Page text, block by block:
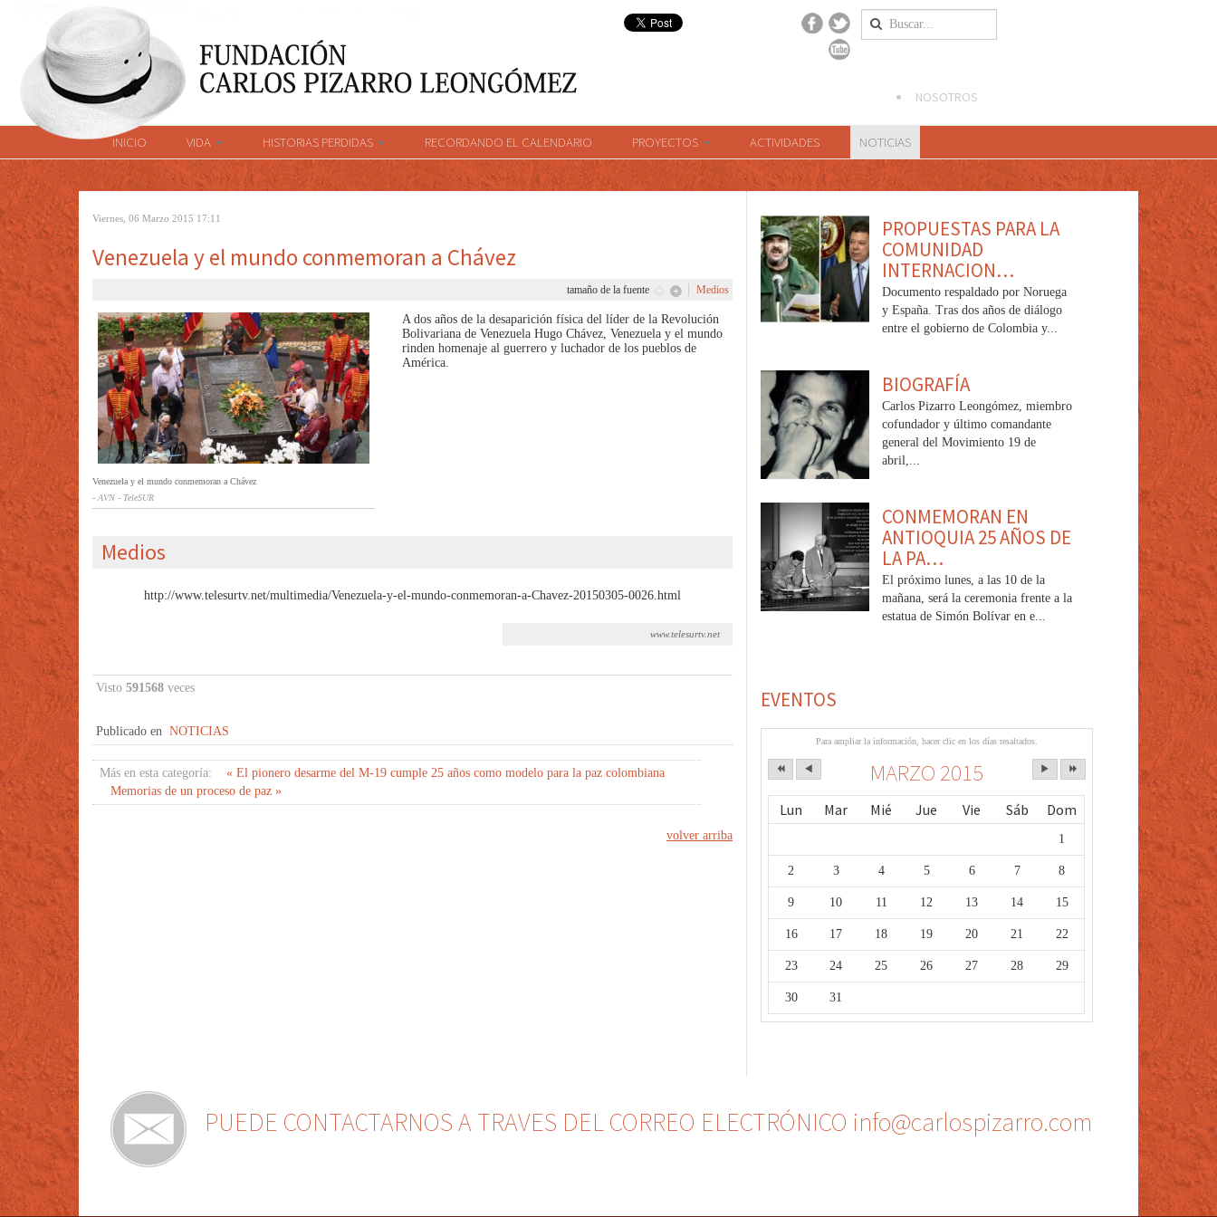
NOSOTROS
INICIO VIDA HISTORIAS PERDIDAS RECORDANDO EL CALENDARIO PROYECTOS ACTIVIDADES NOTICIAS
Viernes, 06 Marzo 2015 17:11
Venezuela y el mundo conmemoran a Chávez
tamaño de la fuente Medios
Venezuela y el mundo conmemoran a Chávez
- AVN - TeleSUR
A dos años de la desaparición física del líder de la Revolución
Bolivariana de Venezuela Hugo Chávez, Venezuela y el mundo
rinden homenaje al guerrero y luchador de los pueblos de
América.
Medios
http://www.telesurtv.net/multimedia/Venezuela-y-el-mundo-conmemoran-a-Chavez-20150305-0026.html
www.telesurtv.net
Visto 591568 veces
Publicado en NOTICIAS
Más en esta categoría:
« El pionero desarme del M-19 cumple 25 años como modelo para la paz colombiana
Memorias de un proceso de paz »
volver arriba
PROPUESTAS PARA LA
COMUNIDAD
INTERNACION…
Documento respaldado por Noruega
y España. Tras dos años de diálogo
entre el gobierno de Colombia y...
BIOGRAFÍA
Carlos Pizarro Leongómez, miembro
cofundador y último comandante
general del Movimiento 19 de
abril,...
CONMEMORAN EN
ANTIOQUIA 25 AÑOS DE
LA PA…
El próximo lunes, a las 10 de la
mañana, será la ceremonia frente a la
estatua de Simón Bolívar en e...
EVENTOS
Para ampliar la información, hacer clic en los días resaltados.
MARZO 2015
Lun Mar Mié Jue Vie Sáb Dom
1
2 3 4 5 6 7 8
9 10 11 12 13 14 15
16 17 18 19 20 21 22
23 24 25 26 27 28 29
30 31
PUEDE CONTACTARNOS A TRAVES DEL CORREO ELECTRÓNICO info@carlospizarro.com